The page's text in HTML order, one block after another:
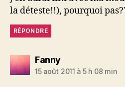
la déteste!!), pourquoi
RÉPONDRE
Fannydit :
15 août 2011 à 5 h 08 min